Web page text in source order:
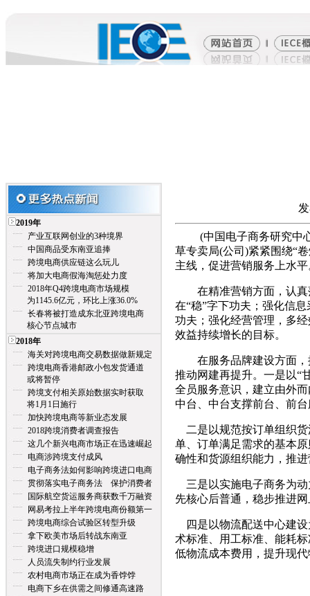
2019年
产业互联网创业的3种境界
中国商品受东南亚追捧
跨境电商供应链这么玩儿
将加大电商假海淘惩处力度
2018年Q4跨境电商市场规模
为1145.6亿元，环比上涨36.0%
长春将被打造成东北亚跨境电商
核心节点城市
2018年
海关对跨境电商交易数据做新规定
跨境电商香港邮政小包发货通道
或将暂停
跨境支付相关原始数据实时获取
将1月1日施行
加快跨境电商等新业态发展
2018跨境消费者调查报告
这几个新兴电商市场正在迅速崛起
电商涉跨境支付成风
电子商务法如何影响跨境进口电商
贯彻落实电子商务法 保护消费者
国际航空货运服务商获数千万融资
网易考拉上半年跨境电商份额第一
跨境电商综合试验区转型升级
拿下欧美市场后转战东南亚
跨境进口规模稳增
人员流失制约行业发展
农村电商市场正在成为香饽饽
电商下乡在供需之间修通高速路
(中国电子商务研究中心
草专卖局(公司)紧紧围绕“
主线，促进营销服务上水平
在精准营销方面，认真
在“稳”字下功夫；强化信
功夫；强化经营管理，多
效益持续增长的目标。
在服务品牌建设方面，
推动网建再提升。一是以“
全员服务意识，建立由外
中台、中台支撑前台、前
二是以规范按订单组织货
单、订单满足需求的基本
确性和货源组织能力，推
三是以实施电子商务为动
先核心后普通，稳步推进
四是以物流配送中心建设
术标准、用工标准、能耗
低物流成本费用，提升现